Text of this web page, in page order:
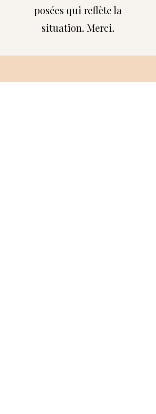
posées qui reflète la
situation. Merci.